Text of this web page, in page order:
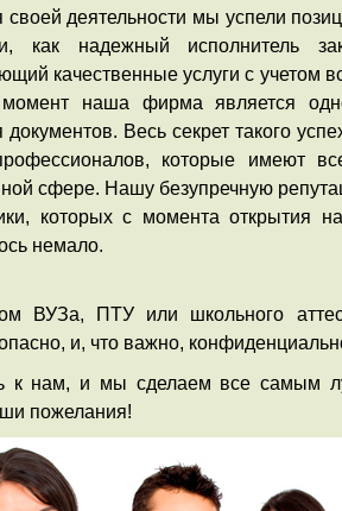
деятельности мы успели
как надежный исполнитель
качественные услуги с учетом
наша фирма является
документов. Весь секрет такого
которые имеют
сфере. Нашу безупречную
которых с момента открытия
немало.
ВУЗа, ПТУ или школьного
и, что важно,
к нам, и мы сделаем все самым
пожелания!